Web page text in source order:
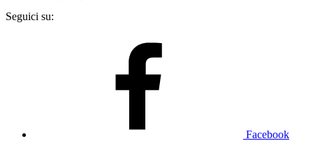
Seguici su:
Facebook